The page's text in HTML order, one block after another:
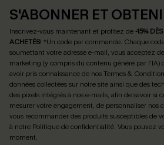
S'ABONNER ET
Inscrivez-vous maintenant et profitez de -15%
ACHETÉS! *Un code par commande. Chaque
soumettant votre adresse e-mail, vous acceptez
marketing (y compris du contenu généré par l'IA)
avoir pris connaissance de nosTermes &
données collectées sur notre site ainsi que des
des pixels intégrés à nos e-mails, afin de savoir si
mesurer votre engagement, de personnaliser nos
vous recommander des produits susceptibles de
à notre Politique de confidentialité. Vous pouvez
moment.